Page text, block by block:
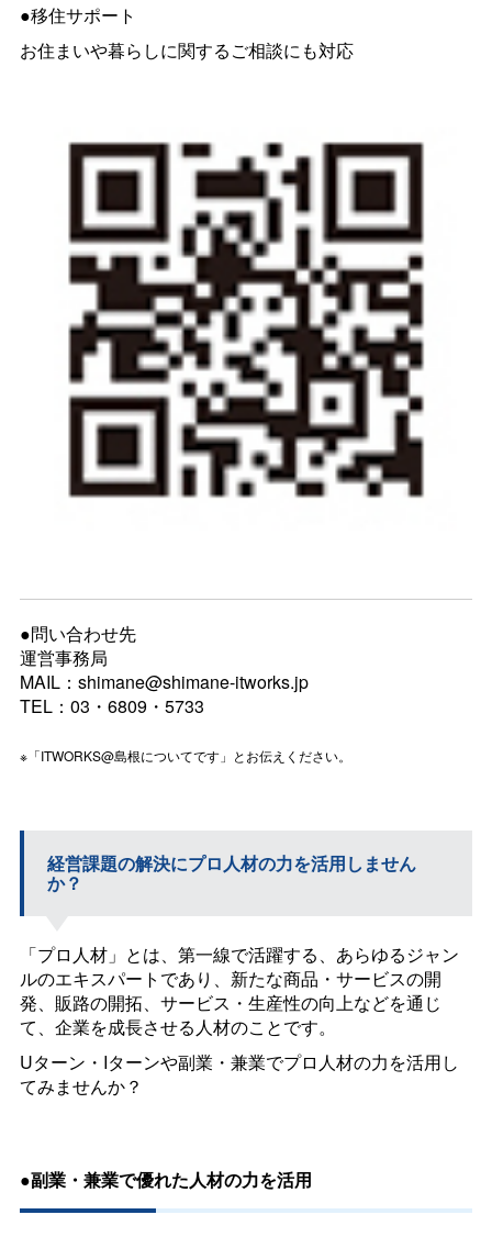
●移住サポート
お住まいや暮らしに関するご相談にも対応
●問い合わせ先
運営事務局
MAIL：shimane@shimane-itworks.jp
TEL：03・6809・5733
※「ITWORKS@島根についてです」とお伝えください。
経営課題の解決にプロ人材の力を活用しません
か？
「プロ人材」とは、第一線で活躍する、あらゆるジャン
ルのエキスパートであり、新たな商品・サービスの開
発、販路の開拓、サービス・生産性の向上などを通じ
て、企業を成長させる人材のことです。
Uターン・Iターンや副業・兼業でプロ人材の力を活用し
てみませんか？
●副業・兼業で優れた人材の力を活用